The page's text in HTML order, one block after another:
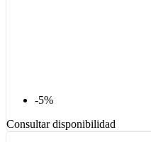
-5%
Consultar disponibilidad